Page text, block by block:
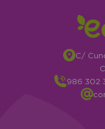
C/
986 302